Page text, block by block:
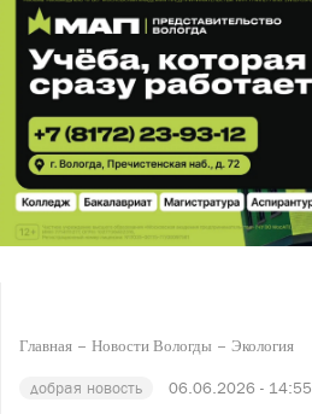
Главная Новости Вологды Экология
добрая новость 06.06.2026 - 14:55